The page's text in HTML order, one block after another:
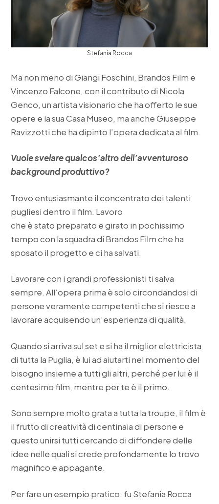
Stefania Rocca
Ma non meno di Giangi Foschini, Brandos Film e
Vincenzo Falcone, con il contributo di Nicola
Genco, un artista visionario che ha offerto le sue
opere e la sua Casa Museo, ma anche Giuseppe
Ravizzotti che ha dipinto l’opera dedicata al film.
Vuole svelare qualcos’altro dell’avventuroso
background produttivo?
Trovo entusiasmante il concentrato dei talenti
pugliesi dentro il film. Lavoro
che è stato preparato e girato in pochissimo
tempo con la squadra di Brandos Film che ha
sposato il progetto e ci ha salvati.
Lavorare con i grandi professionisti ti salva
sempre. All’opera prima è solo circondandosi di
persone veramente competenti che si riesce a
lavorare acquisendo un’esperienza di qualità.
Quando si arriva sul set e si ha il miglior elettricista
di tutta la Puglia, è lui ad aiutarti nel momento del
bisogno insieme a tutti gli altri, perché per lui è il
centesimo film, mentre per te è il primo.
Sono sempre molto grata a tutta la troupe, il film è
il frutto di creatività di centinaia di persone e
questo unirsi tutti cercando di diffondere delle
idee nelle quali si crede profondamente lo trovo
magnifico e appagante.
Per fare un esempio pratico: fu Stefania Rocca